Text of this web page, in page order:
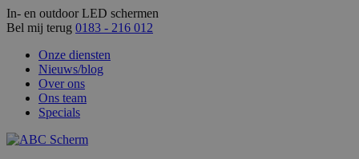
In- en outdoor LED schermen
Bel mij terug 0183 - 216 012
Onze diensten
Nieuws/blog
Over ons
Ons team
Specials